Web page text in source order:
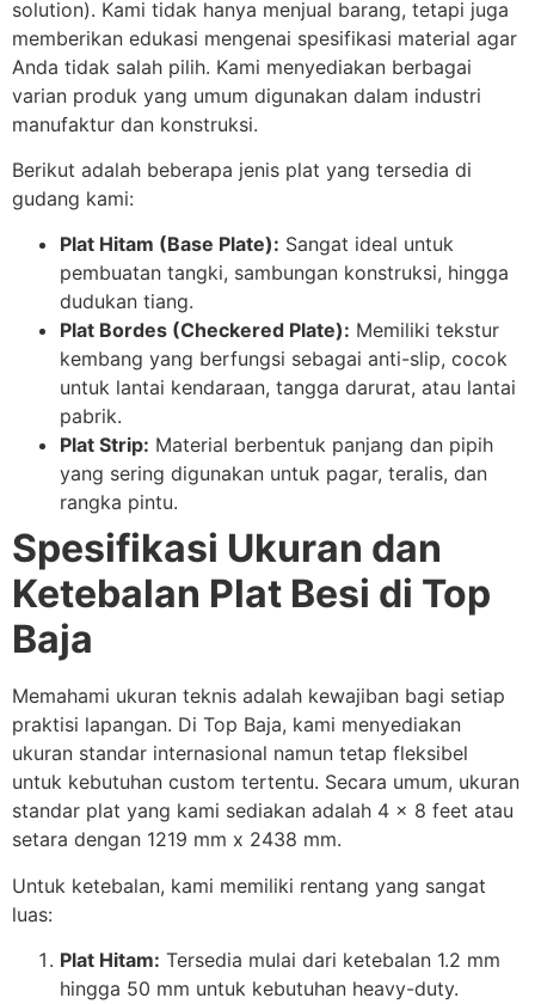
solution). Kami tidak hanya menjual barang, tetapi juga
memberikan edukasi mengenai spesifikasi material agar
Anda tidak salah pilih. Kami menyediakan berbagai
varian produk yang umum digunakan dalam industri
manufaktur dan konstruksi.
Berikut adalah beberapa jenis plat yang tersedia di
gudang kami:
Plat Hitam (Base Plate): Sangat ideal untuk
pembuatan tangki, sambungan konstruksi, hingga
dudukan tiang.
Plat Bordes (Checkered Plate): Memiliki tekstur
kembang yang berfungsi sebagai anti-slip, cocok
untuk lantai kendaraan, tangga darurat, atau lantai
pabrik.
Plat Strip: Material berbentuk panjang dan pipih
yang sering digunakan untuk pagar, teralis, dan
rangka pintu.
Spesifikasi Ukuran dan
Ketebalan Plat Besi di Top
Baja
Memahami ukuran teknis adalah kewajiban bagi setiap
praktisi lapangan. Di Top Baja, kami menyediakan
ukuran standar internasional namun tetap fleksibel
untuk kebutuhan custom tertentu. Secara umum, ukuran
standar plat yang kami sediakan adalah 4 x 8 feet atau
setara dengan 1219 mm x 2438 mm.
Untuk ketebalan, kami memiliki rentang yang sangat
luas:
Plat Hitam: Tersedia mulai dari ketebalan 1.2 mm
hingga 50 mm untuk kebutuhan heavy-duty.